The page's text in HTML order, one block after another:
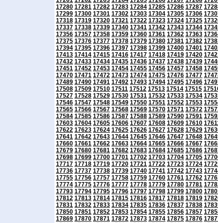
17280 17281 17282 17283 17284 17285 17286 17287
17299 17300 17301 17302 17303 17304 17305 17306
17318 17319 17320 17321 17322 17323 17324 17325
17337 17338 17339 17340 17341 17342 17343 17344
17356 17357 17358 17359 17360 17361 17362 17363
17375 17376 17377 17378 17379 17380 17381 17382
17394 17395 17396 17397 17398 17399 17400 17401
17413 17414 17415 17416 17417 17418 17419 17420
17432 17433 17434 17435 17436 17437 17438 17439
17451 17452 17453 17454 17455 17456 17457 17458
17470 17471 17472 17473 17474 17475 17476 17477
17489 17490 17491 17492 17493 17494 17495 17496
17508 17509 17510 17511 17512 17513 17514 17515
17527 17528 17529 17530 17531 17532 17533 17534
17546 17547 17548 17549 17550 17551 17552 17553
17565 17566 17567 17568 17569 17570 17571 17572
17584 17585 17586 17587 17588 17589 17590 17591
17603 17604 17605 17606 17607 17608 17609 17610
17622 17623 17624 17625 17626 17627 17628 17629
17641 17642 17643 17644 17645 17646 17647 17648
17660 17661 17662 17663 17664 17665 17666 17667
17679 17680 17681 17682 17683 17684 17685 17686
17698 17699 17700 17701 17702 17703 17704 17705
17717 17718 17719 17720 17721 17722 17723 17724
17736 17737 17738 17739 17740 17741 17742 17743
17755 17756 17757 17758 17759 17760 17761 17762
17774 17775 17776 17777 17778 17779 17780 17781
17793 17794 17795 17796 17797 17798 17799 17800
17812 17813 17814 17815 17816 17817 17818 17819
17831 17832 17833 17834 17835 17836 17837 17838
17850 17851 17852 17853 17854 17855 17856 17857
17869 17870 17871 17872 17873 17874 17875 17876